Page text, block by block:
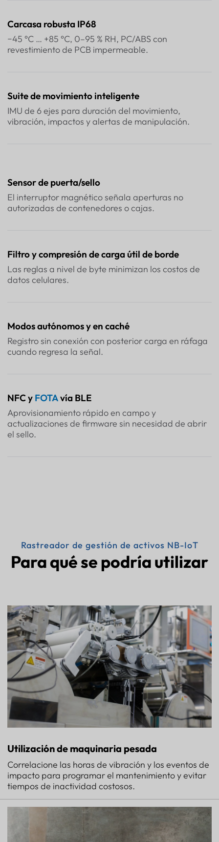
Carcasa robusta IP68
−45 °C … +85 °C, 0–95 % RH, PC/ABS con
revestimiento de PCB impermeable.
Suite de movimiento inteligente
IMU de 6 ejes para duración del movimiento,
vibración, impactos y alertas de manipulación.
Sensor de puerta/sello
El interruptor magnético señala aperturas no
autorizadas de contenedores o cajas.
Filtro y compresión de carga útil de borde
Las reglas a nivel de byte minimizan los costos de
datos celulares.
Modos autónomos y en caché
Registro sin conexión con posterior carga en ráfaga
cuando regresa la señal.
NFC y FOTAvía BLE
Aprovisionamiento rápido en campo y
actualizaciones de firmware sin necesidad de abrir
el sello.
Rastreador de gestión de activos NB-IoT
Para qué se podría utilizar
Utilización de maquinaria pesada
Correlacione las horas de vibración y los eventos de
impacto para programar el mantenimiento y evitar
tiempos de inactividad costosos.